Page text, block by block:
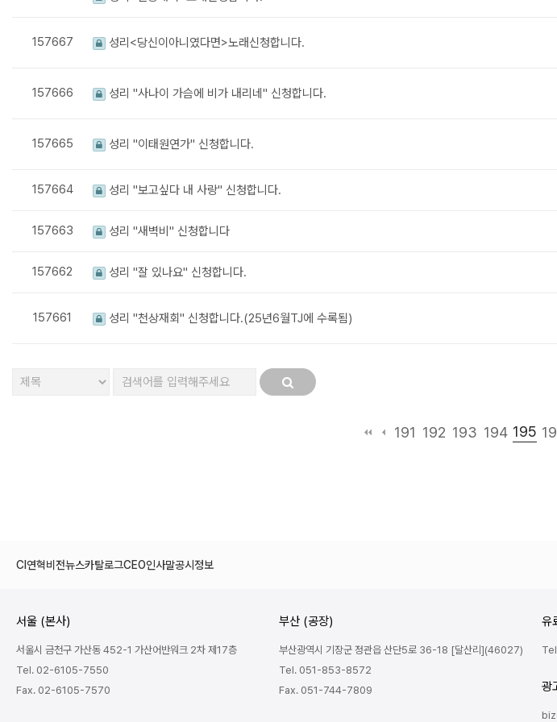
157667 성리<당신이아니였다면>노래신청합니다.
157666 성리 "사나이 가슴에 비가 내리네" 신청합니다.
157665 성리 "이태원연가" 신청합니다.
157664 성리 "보고싶다 내 사랑" 신청합니다.
157663 성리 "새벽비" 신청합니다
157662 성리 "잘 있나요" 신청합니다.
157661 성리 "천상재회" 신청합니다.(25년6월TJ에 수록됨)
191 192 193 194 195
CI 연혁비전뉴스카탈로그CEO인사말공시정보
서울 (본사)
서울시 금천구 가산동 452-1 가산어반워크 2차 제17층
Tel. 02-6105-7550
Fax. 02-6105-7570
부산 (공장)
부산광역시 기장군 정관읍 산단5로 36-18 [달산리](46027)
Tel. 051-853-8572
Fax. 051-744-7809
유
광